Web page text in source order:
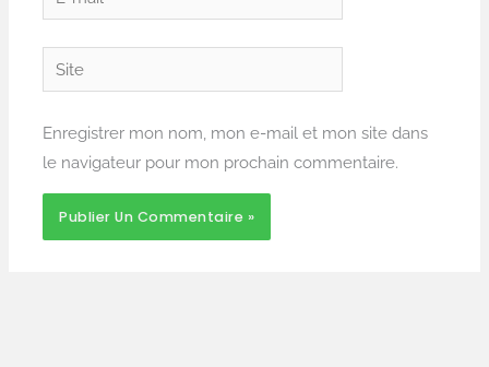
mail*
Site
Enregistrer mon nom, mon e-mail et mon site dans
le navigateur pour mon prochain commentaire.